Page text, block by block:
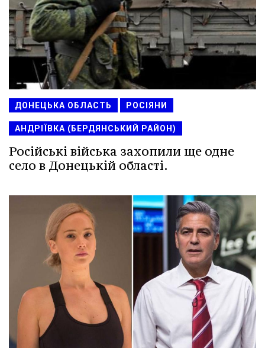
ДОНЕЦЬКА ОБЛАСТЬ РОСІЯНИ
АНДРІЇВКА (БЕРДЯНСЬКИЙ РАЙОН)
Російські війська захопили ще одне
село в Донецькій області.